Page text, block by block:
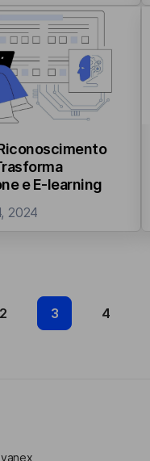
e E-learning
2024
2 3 4